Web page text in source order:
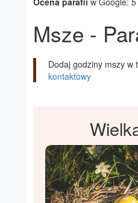
Msze -
Dodaj godziny mszy w
kontaktowy